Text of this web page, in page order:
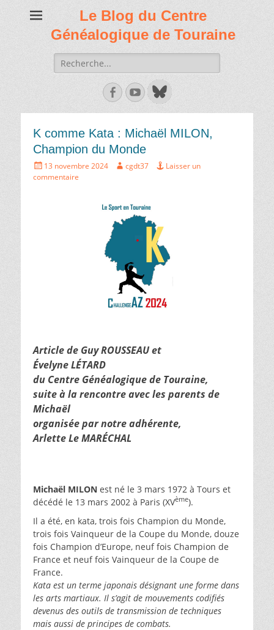
Le Blog du Centre
Généalogique de Touraine
Recherche
de:
Facebook
Youtube
K comme Kata : Michaël MILON,
Champion du Monde
Écrit
le
13 novembre 2024 Auteur
cgdt37
Laisser un
commentaire
Article de Guy ROUSSEAU et
Évelyne LÉTARD
du Centre Généalogique de Touraine,
suite à la rencontre avec les parents de
Michaël
organisée par notre adhérente,
Arlette Le MARÉCHAL
Michaël MILON est né le 3 mars 1972 à Tours et
décédé le 13 mars 2002 à Paris (XVème).
Il a été, en kata, trois fois Champion du Monde,
trois fois Vainqueur de la Coupe du Monde, douze
fois Champion d’Europe, neuf fois Champion de
France et neuf fois Vainqueur de la Coupe de
France.
Kata est un terme japonais désignant une forme dans
les arts martiaux. Il s’agit de mouvements codifiés
devenus des outils de transmission de techniques
mais aussi de principes de combats.